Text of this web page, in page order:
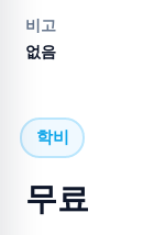
비고
없음
학비
무료